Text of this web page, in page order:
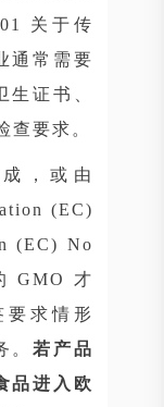
关于传
通常需要
生证书、
查要求。
，或由
(EC)
(EC) No
GMO 才
要求情形
。若产品
品进入欧